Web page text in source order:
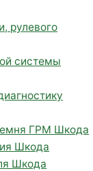
рулевого
системы
ГРМ Шкода
Шкода
Шкода